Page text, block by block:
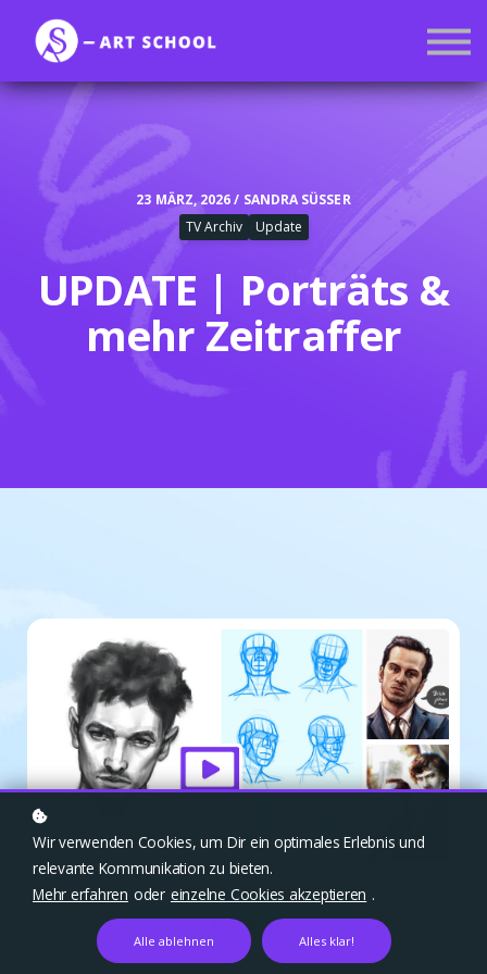
Mitgliedschaft
Anmelden
Registrieren
23 MÄRZ, 2026 / SANDRA SÜSSER
TV Archiv
Update
UPDATE | Porträts &
mehr Zeitraffer
Zum Archiv gehen
Wir verwenden Cookies, um Dir ein optimales Erlebnis und
relevante Kommunikation zu bieten.
Mehr erfahren oder einzelne Cookies akzeptieren .
Alle ablehnen Alles klar!